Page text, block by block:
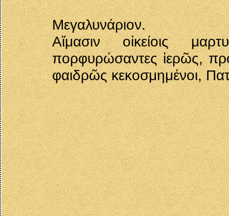
Μεγαλυνάριον.
Αἵμασιν οἰκείοις
πορφυρώσαντες ἱερῶς,
φαιδρῶς κεκοσμημένοι,